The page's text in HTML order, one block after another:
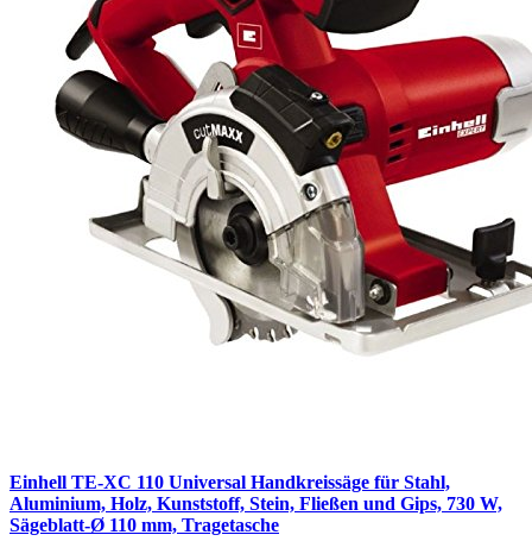
Einhell TE-XC 110 Universal Handkreissäge für Stahl,
Aluminium, Holz, Kunststoff, Stein, Fließen und Gips, 730 W,
Sägeblatt-Ø 110 mm, Tragetasche